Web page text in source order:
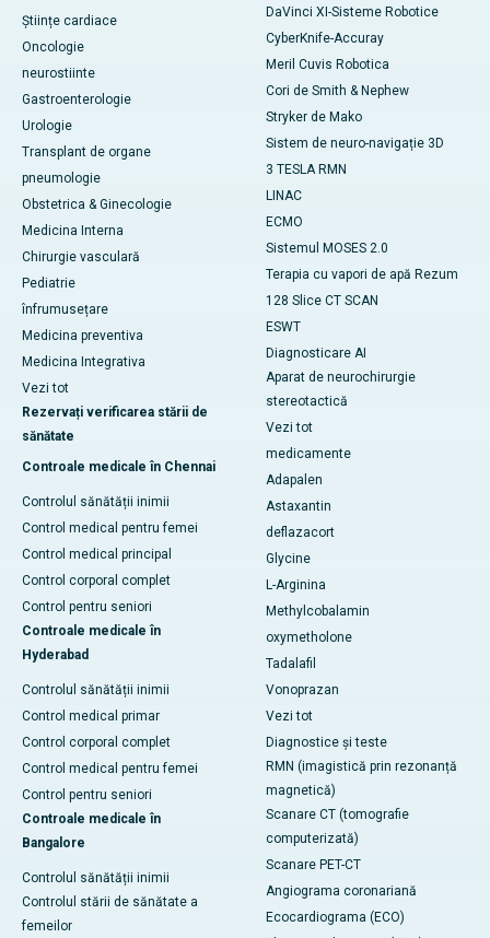
Științe cardiace
Oncologie
neurostiinte
Gastroenterologie
Urologie
Transplant de organe
pneumologie
Obstetrica & Ginecologie
Medicina Interna
Chirurgie vasculară
Pediatrie
înfrumusețare
Medicina preventiva
Medicina Integrativa
Vezi tot
Rezervați verificarea stării de
sănătate
Controale medicale în Chennai
Controlul sănătății inimii
Control medical pentru femei
Control medical principal
Control corporal complet
Control pentru seniori
Controale medicale în
Hyderabad
Controlul sănătății inimii
Control medical primar
Control corporal complet
Control medical pentru femei
Control pentru seniori
Controale medicale în
Bangalore
Controlul sănătății inimii
Controlul stării de sănătate a
femeilor
DaVinci XI-Sisteme Robotice
CyberKnife-Accuray
Meril Cuvis Robotica
Cori de Smith & Nephew
Stryker de Mako
Sistem de neuro-navigație 3D
3 TESLA RMN
LINAC
ECMO
Sistemul MOSES 2.0
Terapia cu vapori de apă Rezum
128 Slice CT SCAN
ESWT
Diagnosticare AI
Aparat de neurochirurgie
stereotactică
Vezi tot
medicamente
Adapalen
Astaxantin
deflazacort
Glycine
L-Arginina
Methylcobalamin
oxymetholone
Tadalafil
Vonoprazan
Vezi tot
Diagnostice și teste
RMN (imagistică prin rezonanță
magnetică)
Scanare CT (tomografie
computerizată)
Scanare PET-CT
Angiograma coronariană
Ecocardiograma (ECO)